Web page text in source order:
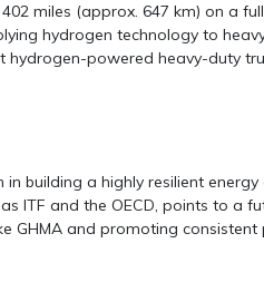
miles (approx. 647 km) on a
hydrogen technology to
powered heavy-duty
building a highly resilient
ITF and the OECD, points to a
and promoting